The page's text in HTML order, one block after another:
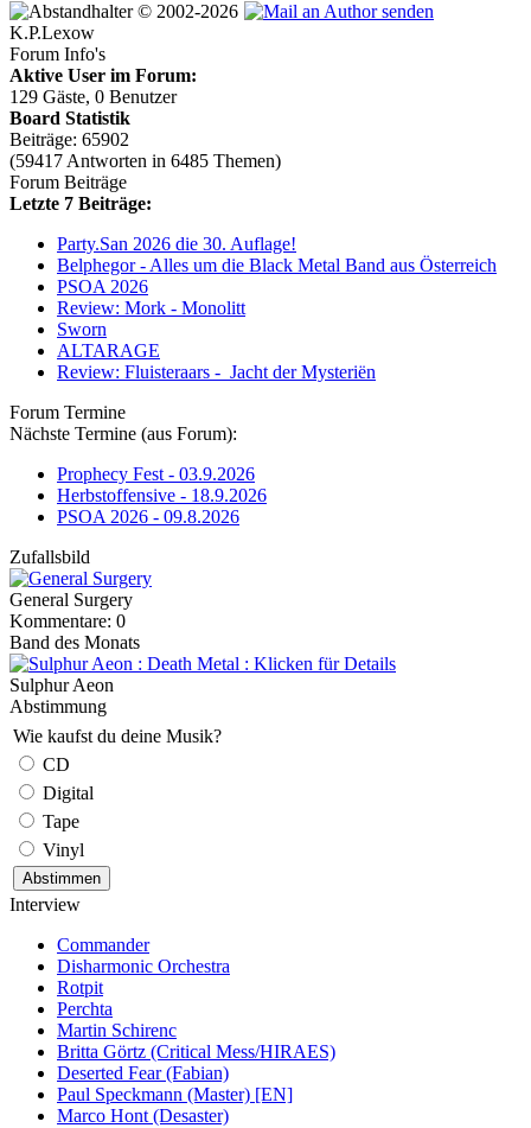
© 2002-2026
K.P.Lexow
Forum Info's
Aktive User im Forum:
129 Gäste, 0 Benutzer
Board Statistik
Beiträge: 65902
(59417 Antworten in 6485 Themen)
Forum Beiträge
Letzte 7 Beiträge:
Party.San 2026 die 30. Auflage!
Belphegor - Alles um die Black Metal Band aus Österreich
PSOA 2026
Review: Mork - Monolitt
Sworn
ALTARAGE
Review: Fluisteraars - Jacht der Mysteriën
Forum Termine
Nächste Termine (aus Forum):
Prophecy Fest - 03.9.2026
Herbstoffensive - 18.9.2026
PSOA 2026 - 09.8.2026
Zufallsbild
General Surgery
Kommentare: 0
Band des Monats
Sulphur Aeon
Abstimmung
Wie kaufst du deine Musik?
CD
Digital
Tape
Vinyl
Interview
Commander
Disharmonic Orchestra
Rotpit
Perchta
Martin Schirenc
Britta Görtz (Critical Mess/HIRAES)
Deserted Fear (Fabian)
Paul Speckmann (Master) [EN]
Marco Hont (Desaster)